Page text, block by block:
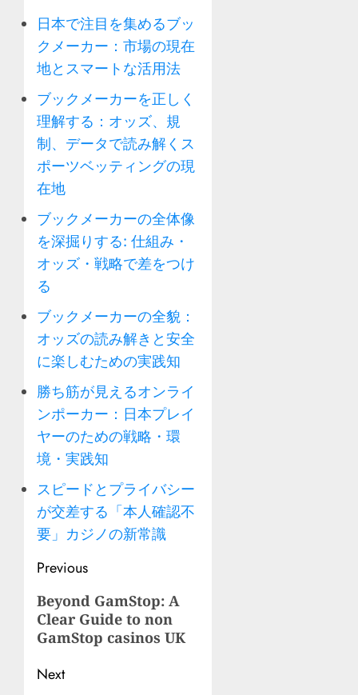
日本で注目を集めるブッ
クメーカー：市場の現在
地とスマートな活用法
ブックメーカーを正しく
理解する：オッズ、規
制、データで読み解くス
ポーツベッティングの現
在地
ブックメーカーの全体像
を深掘りする: 仕組み・
オッズ・戦略で差をつけ
る
ブックメーカーの全貌：
オッズの読み解きと安全
に楽しむための実践知
勝ち筋が見えるオンライ
ンポーカー：日本プレイ
ヤーのための戦略・環
境・実践知
スピードとプライバシー
が交差する「本人確認不
要」カジノの新常識
Post
navigation
Previous
Previous
post:
Beyond GamStop: A
Clear Guide to non
GamStop casinos UK
Next